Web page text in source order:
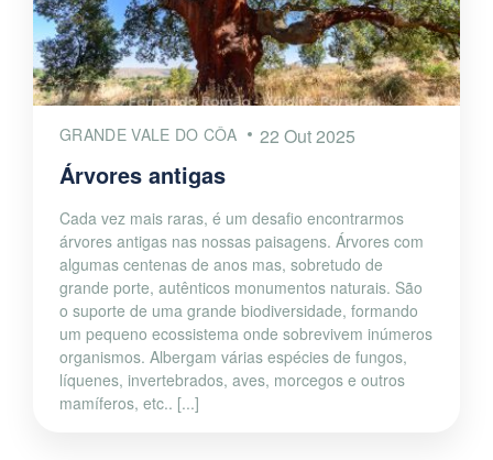
GRANDE VALE DO CÔA 22 Out 2025
Árvores antigas
Cada vez mais raras, é um desafio encontrarmos
árvores antigas nas nossas paisagens. Árvores com
algumas centenas de anos mas, sobretudo de
grande porte, autênticos monumentos naturais. São
o suporte de uma grande biodiversidade, formando
um pequeno ecossistema onde sobrevivem inúmeros
organismos. Albergam várias espécies de fungos,
líquenes, invertebrados, aves, morcegos e outros
mamíferos, etc.. [...]